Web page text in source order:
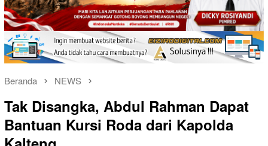
Beranda NEWS
Tak Disangka, Abdul Rahman Dapat
Bantuan Kursi Roda dari Kapolda